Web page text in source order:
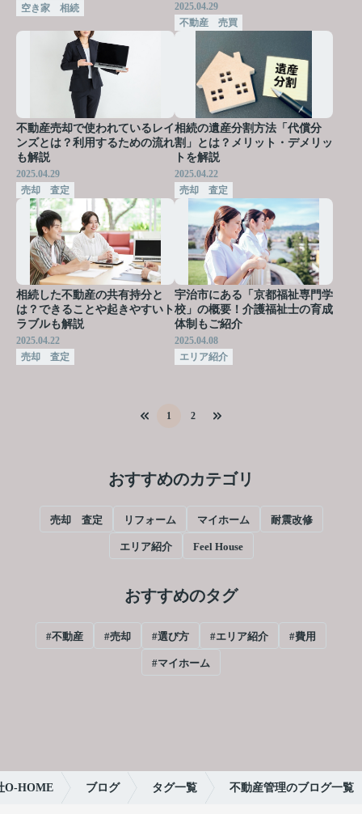
空き家 相続
2025.04.29
不動産 売買
不動産売却で使われているレイ
ンズとは？利用するための流れ
も解説
2025.04.29
売却 査定
相続の遺産分割方法「代償分
割」とは？メリット・デメリッ
トを解説
2025.04.22
売却 査定
相続した不動産の共有持分と
は？できることや起きやすいト
ラブルも解説
2025.04.22
売却 査定
宇治市にある「京都福祉専門学
校」の概要！介護福祉士の育成
体制もご紹介
2025.04.08
エリア紹介
1 2
おすすめのカテゴリ
売却 査定 リフォーム マイホーム 耐震改修
エリア紹介 Feel House
おすすめのタグ
#不動産 #売却 #選び方 #エリア紹介 #費用
#マイホーム
O-HOME ブログ タグ一覧 不動産管理のブログ一覧